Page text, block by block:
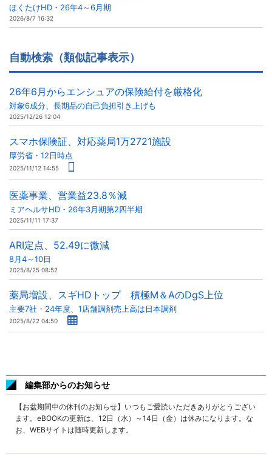
ほくたけHD・26年4～6月期
2026/8/7 16:32
自動検索（類似記事表示）
26年6月からエンシュアの保険給付を厳格化
対象6成分、長期品の自己負担引き上げも
2025/12/26 12:04
スマホ保険証、対応薬局1万2721施設
厚労省・12日時点
2025/11/12 14:55
医薬事業、営業益23.8％減
ミアヘルサHD・26年3月期第2四半期
2025/11/11 17:37
ARI定点、52.49に微減
8月4～10日
2025/8/25 08:52
薬局増設、スギHDトップ 積極M＆AのDgS上位
主要7社・24年度、1店舗調剤売上高は日本調剤
2025/8/22 04:50
編集部からのお知らせ
【お盆期間中の休刊のお知らせ】いつもご愛読いただきありがとうござい
ます。eBOOKの更新は、12日（水）～14日（金）は休みになります。な
お、WEBサイトは随時更新します。